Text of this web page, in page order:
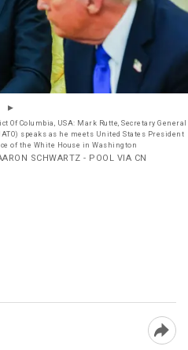
Of Columbia, USA: Mark Rutte, Secretary General
speaks as he meets United States President
of the White House in Washington
SCHWARTZ - POOL VIA CN